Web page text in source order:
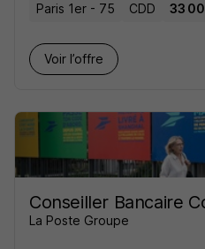
Paris 1er - 75 CDD 33
Voir l’offre
Conseiller Bancaire
La Poste Groupe